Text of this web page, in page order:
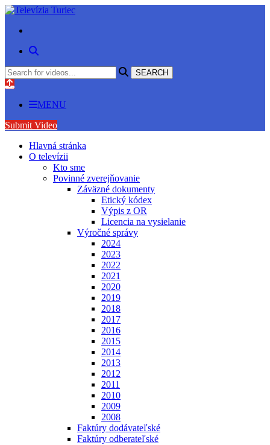
MENU
Submit Video
Hlavná stránka
O televízii
Kto sme
Povinné zverejňovanie
Záväzné dokumenty
Etický kódex
Výpis z OR
Licencia na vysielanie
Výročné správy
2024
2023
2022
2021
2020
2019
2018
2017
2016
2015
2014
2013
2012
2011
2010
2009
2008
Faktúry dodávateľské
Faktúry odberateľské